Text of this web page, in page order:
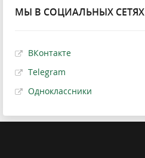
МЫ В СОЦИАЛЬНЫХ СЕТЯХ
ВКонтакте
Telegram
Одноклассники